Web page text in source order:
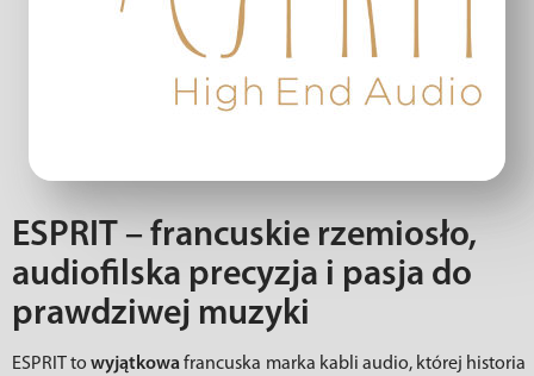
ESPRIT – francuskie rzemiosło,
audiofilska precyzja i pasja do
prawdziwej muzyki
ESPRIT towyjątkowafrancuska marka kabli audio, której historia